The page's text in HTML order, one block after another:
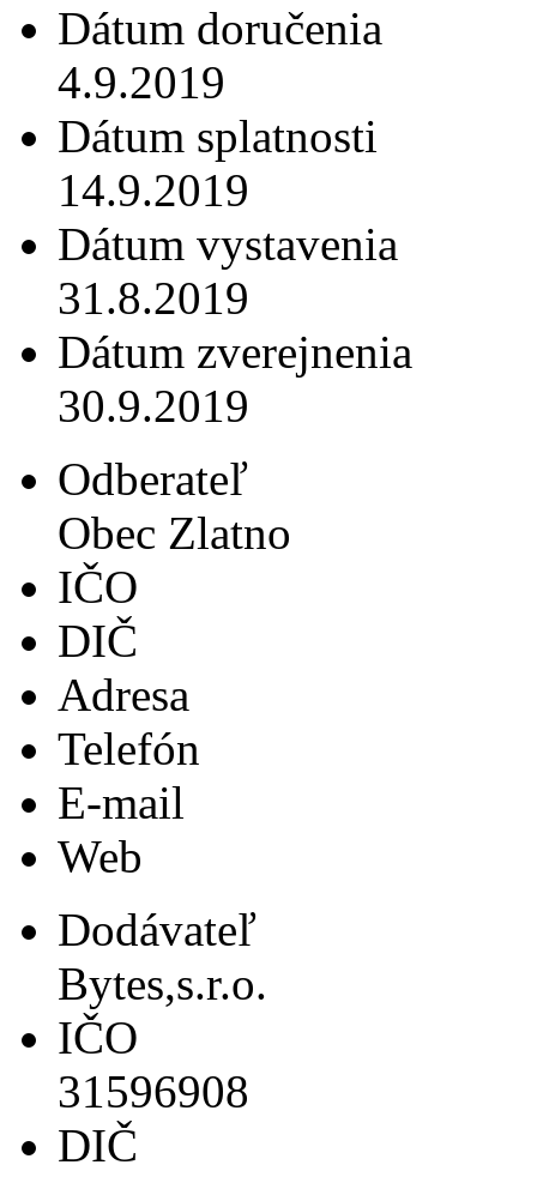
Dátum doručenia
4.9.2019
Dátum splatnosti
14.9.2019
Dátum vystavenia
31.8.2019
Dátum zverejnenia
30.9.2019
Odberateľ
Obec Zlatno
IČO
DIČ
Adresa
Telefón
E-mail
Web
Dodávateľ
Bytes,s.r.o.
IČO
31596908
DIČ